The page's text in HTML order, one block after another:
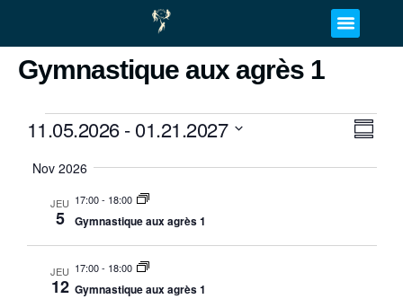
Gymnastique aux agrès 1
vues
Résumé
11.05.2026 - 01.21.2027
laNov 2026
JEU
5
17:00- 18:00
Gymnastique aux agrès 1
JEU
12
17:00- 18:00
Gymnastique aux agrès 1